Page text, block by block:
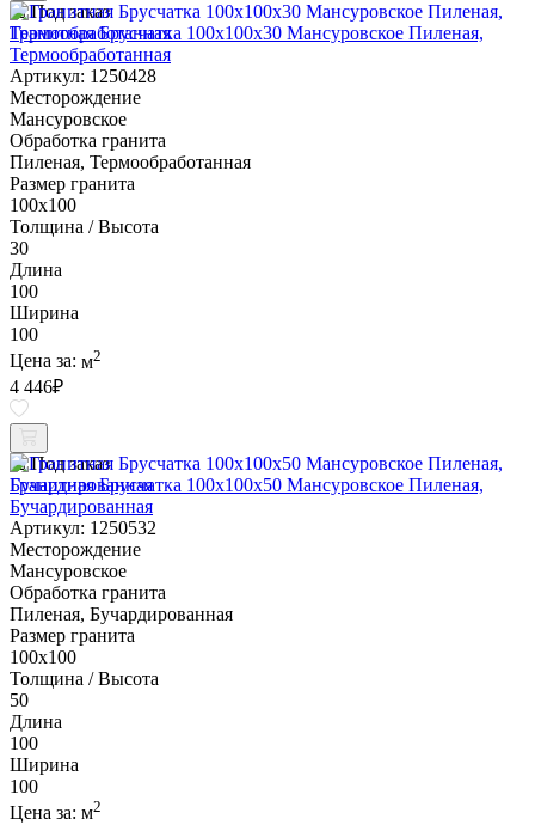
Под заказ
Гранитная Брусчатка 100х100x30 Мансуровское Пиленая,
Термообработанная
Артикул: 1250428
Месторождение
Мансуровское
Обработка гранита
Пиленая, Термообработанная
Размер гранита
100х100
Толщина / Высота
30
Длина
100
Ширина
100
Цена за: м2
4 446₽
Под заказ
Гранитная Брусчатка 100х100x50 Мансуровское Пиленая,
Бучардированная
Артикул: 1250532
Месторождение
Мансуровское
Обработка гранита
Пиленая, Бучардированная
Размер гранита
100х100
Толщина / Высота
50
Длина
100
Ширина
100
Цена за: м2